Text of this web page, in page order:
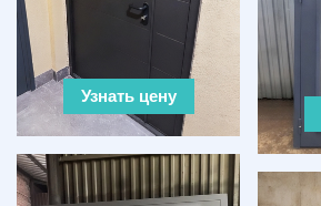
Узнать цену